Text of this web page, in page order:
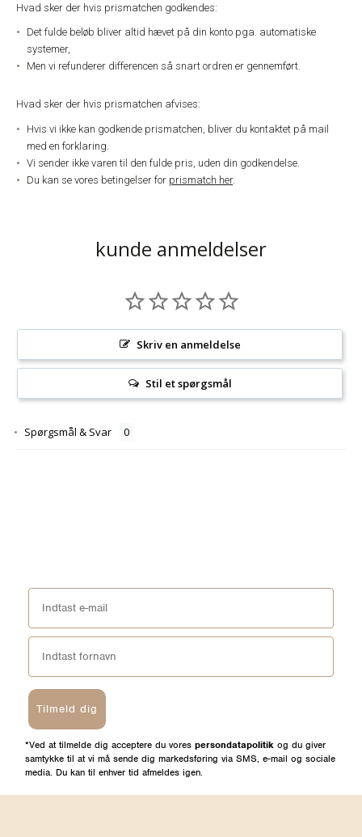
Hvad sker der hvis prismatchen godkendes:
Det fulde beløb bliver altid hævet på din konto pga. automatiske
systemer,
Men vi refunderer differencen så snart ordren er gennemført.
Hvad sker der hvis prismatchen afvises:
Hvis vi ikke kan godkende prismatchen, bliver du kontaktet på mail
med en forklaring.
Vi sender ikke varen til den fulde pris, uden din godkendelse.
Du kan se vores betingelser for prismatch her.
kunde anmeldelser
Skriv en anmeldelse
Stil et spørgsmål
Spørgsmål & Svar
Tilmeld dig
*Ved at tilmelde dig acceptere du vores persondatapolitik og du giver
samtykke til at vi må sende dig markedsføring via SMS, e-mail og sociale
media. Du kan til enhver tid afmeldes igen.